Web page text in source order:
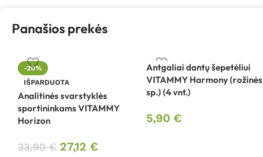
Panašios prekės
-20%
IŠPARDUOTA
Analitinės svarstyklės
sportininkams VITAMMY
Horizon
33,90€ 27,12 €
Antgaliai dantų šepetėliui
VITAMMY Harmony (rožinės
sp.) (4 vnt.)
5,90€